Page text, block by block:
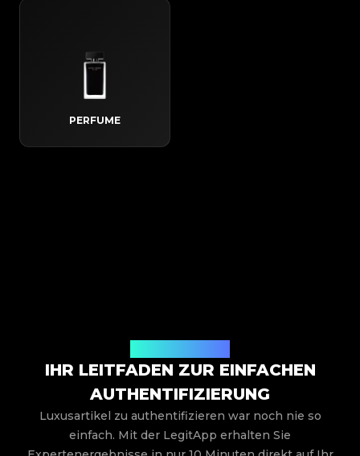
PERFUME
IHR LEITFADEN ZUR EINFACHEN
AUTHENTIFIZIERUNG
Luxusartikel zu authentifizieren war noch nie so
einfach. Mit der LegitApp erhalten Sie